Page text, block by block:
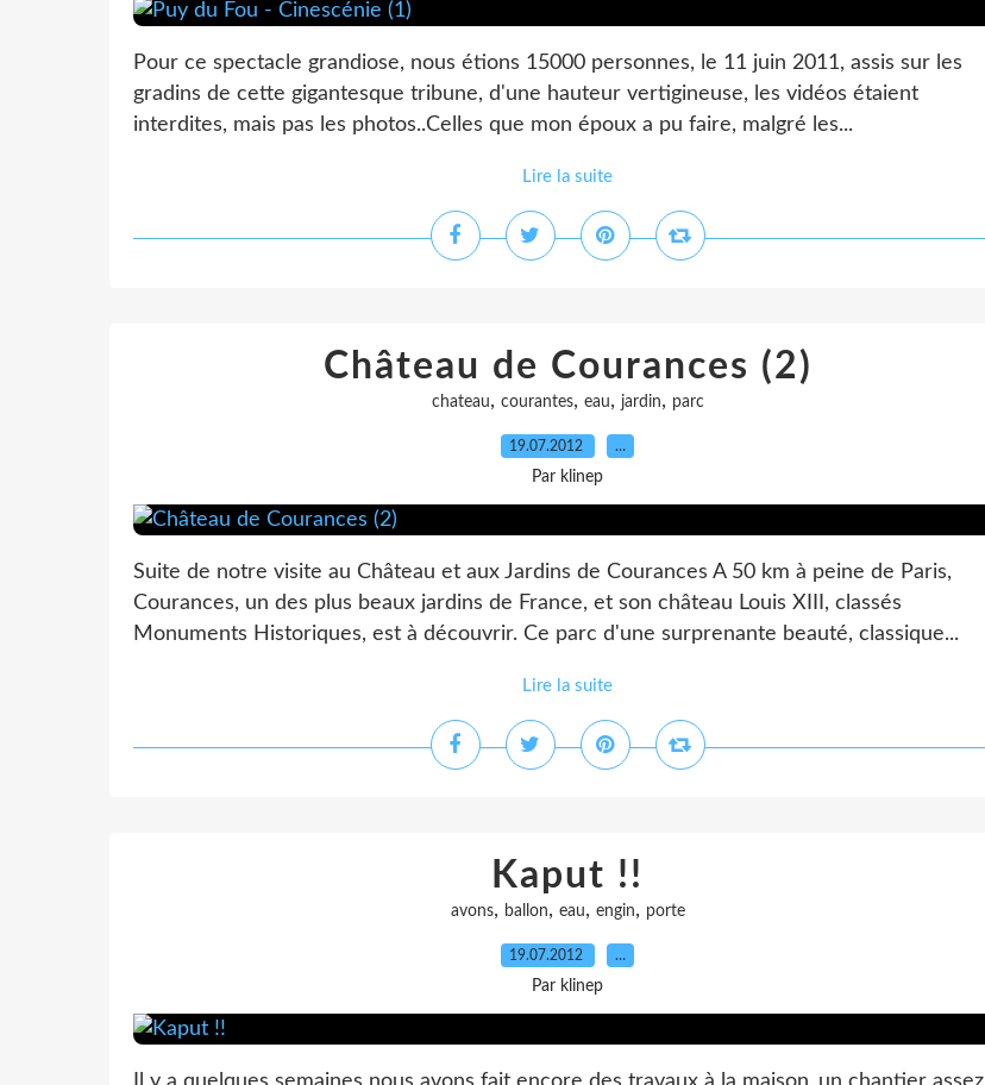
Pour ce spectacle grandiose, nous étions 15000 personnes, le 11 juin 2011, assis sur les
gradins de cette gigantesque tribune, d'une hauteur vertigineuse, les vidéos étaient
interdites, mais pas les photos..Celles que mon époux a pu faire, malgré les...
Lire la suite
Château de Courances (2)
chateau, courantes, eau, jardin, parc
19.07.2012 …
Par klinep
Suite de notre visite au Château et aux Jardins de Courances A 50 km à peine de Paris,
Courances, un des plus beaux jardins de France, et son château Louis XIII, classés
Monuments Historiques, est à découvrir. Ce parc d'une surprenante beauté, classique...
Lire la suite
Kaput !!
avons, ballon, eau, engin, porte
19.07.2012 …
Par klinep